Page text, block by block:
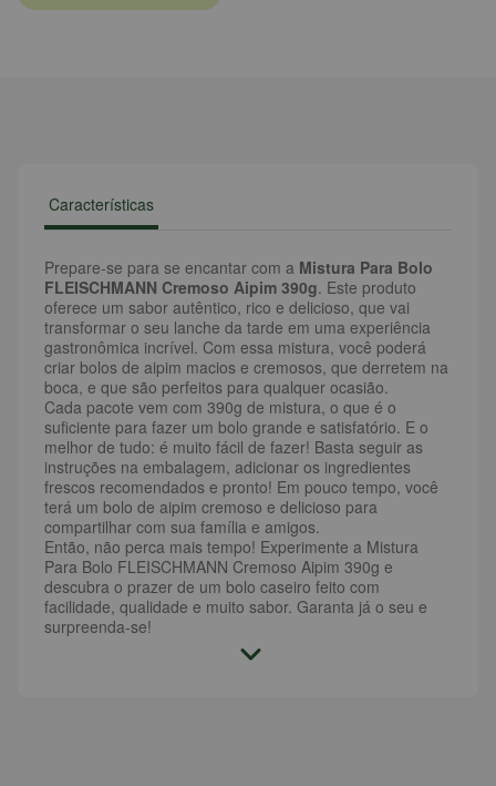
Características
Prepare-se para se encantar com a Mistura Para Bolo
FLEISCHMANN Cremoso Aipim 390g. Este produto
oferece um sabor autêntico, rico e delicioso, que vai
transformar o seu lanche da tarde em uma experiência
gastronômica incrível. Com essa mistura, você poderá
criar bolos de aipim macios e cremosos, que derretem na
boca, e que são perfeitos para qualquer ocasião.
Cada pacote vem com 390g de mistura, o que é o
suficiente para fazer um bolo grande e satisfatório. E o
melhor de tudo: é muito fácil de fazer! Basta seguir as
instruções na embalagem, adicionar os ingredientes
frescos recomendados e pronto! Em pouco tempo, você
terá um bolo de aipim cremoso e delicioso para
compartilhar com sua família e amigos.
Então, não perca mais tempo! Experimente a Mistura
Para Bolo FLEISCHMANN Cremoso Aipim 390g e
descubra o prazer de um bolo caseiro feito com
facilidade, qualidade e muito sabor. Garanta já o seu e
surpreenda-se!